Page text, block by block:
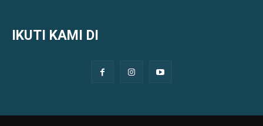
IKUTI KAMI DI